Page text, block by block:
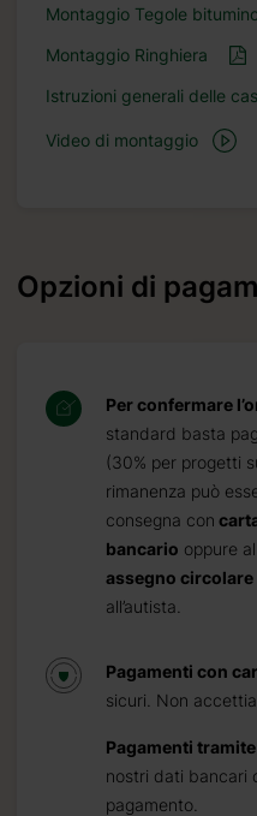
Montaggio Tegole
Montaggio Ringhiera
Istruzioni generali delle
Video di montaggio
Opzioni di
Per confermare
standard basta
(30% per progetti
rimanenza può
consegna con
bancario oppure
assegno circolare
all’autista.
Pagamenti con
sicuri. Non
Pagamenti
nostri dati bancari
pagamento.